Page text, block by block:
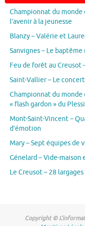
Championnat du monde
l’avenir à la jeunesse
Blanzy – Valérie et
Sanvignes – Le
Feu de forêt au Creusot
Saint-Vallier – Le
Championnat du monde
« flash gardon » du
Mont-Saint-Vincent –
d’émotion
Mary – Sept équipes de
Génelard – Vide-maison
Le Creusot – 28
Copyright ©